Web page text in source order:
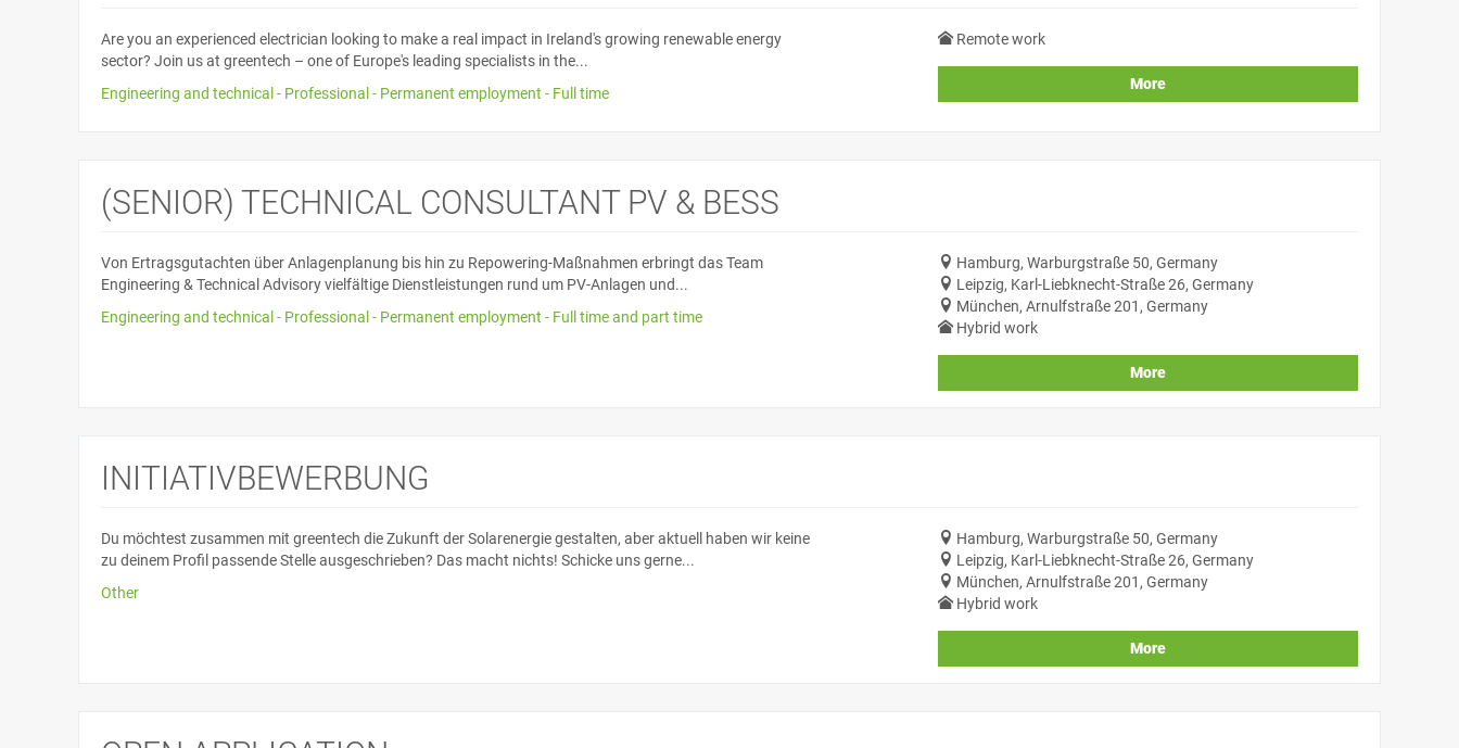
Are you an experienced electrician looking to make a real impact in Ireland's growing renewable energy
sector? Join us at greentech – one of Europe's leading specialists in the...
Engineering and technical - Professional - Permanent employment - Full time
Remote work
More
(SENIOR) TECHNICAL CONSULTANT PV & BESS
Von Ertragsgutachten über Anlagenplanung bis hin zu Repowering-Maßnahmen erbringt das Team
Engineering & Technical Advisory vielfältige Dienstleistungen rund um PV-Anlagen und...
Engineering and technical - Professional - Permanent employment - Full time and part time
Hamburg, Warburgstraße 50, Germany
Leipzig, Karl-Liebknecht-Straße 26, Germany
München, Arnulfstraße 201, Germany
Hybrid work
More
INITIATIVBEWERBUNG
Du möchtest zusammen mit greentech die Zukunft der Solarenergie gestalten, aber aktuell haben wir keine
zu deinem Profil passende Stelle ausgeschrieben? Das macht nichts! Schicke uns gerne...
Other
Hamburg, Warburgstraße 50, Germany
Leipzig, Karl-Liebknecht-Straße 26, Germany
München, Arnulfstraße 201, Germany
Hybrid work
More